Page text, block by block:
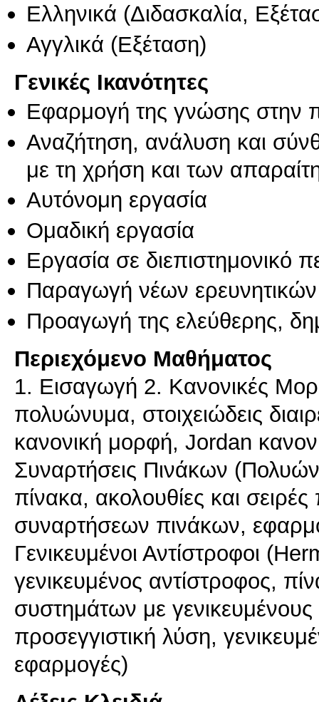
Ελληνικά (Διδασκαλία,
Αγγλικά (Εξέταση)
Γενικές Ικανότητες
Εφαρμογή της γνώσης στην
Αναζήτηση, ανάλυση και
με τη χρήση και των
Αυτόνομη εργασία
Ομαδική εργασία
Εργασία σε διεπιστημονικό
Παραγωγή νέων
Προαγωγή της ελεύθερης,
Περιεχόμενο Μαθήματος
1. Εισαγωγή 2. Κανονικές
πολυώνυμα, στοιχειώδεις
κανονική μορφή, Jordan
Συναρτήσεις Πινάκων
πίνακα, ακολουθίες και
συναρτήσεων πινάκων,
Γενικευμένοι Αντίστροφοι
γενικευμένος αντίστροφος,
συστημάτων με γενικευμένους
προσεγγιστική λύση,
εφαρμογές)